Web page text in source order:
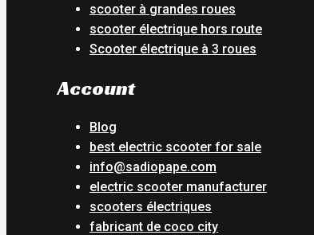
scooter à grandes roues
scooter électrique hors route
Scooter électrique à 3 roues
Account
Blog
best electric scooter for sale
info@sadiopape.com
electric scooter manufacturer
scooters électriques
fabricant de coco city